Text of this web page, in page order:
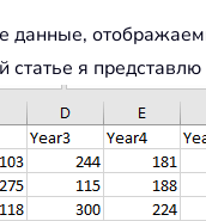
данные,
статье я